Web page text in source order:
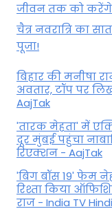
जीवन तक को करेंगे
चैत्र नवरात्रि का
पूजा!
बिहार की मनीषा
अवतार, टॉप पर
AajTak
'तारक मेहता' में
दूर मुंबई पहुंचा
रिएक्शन - AajTak
'बिग बॉस 19' फेम
रिश्ता किया
राज - India TV Hindi